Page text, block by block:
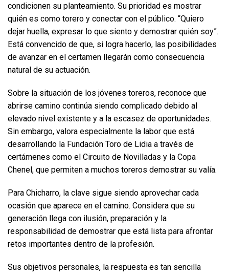
condicionen su planteamiento. Su prioridad es mostrar
quién es como torero y conectar con el público. “Quiero
dejar huella, expresar lo que siento y demostrar quién soy”.
Está convencido de que, si logra hacerlo, las posibilidades
de avanzar en el certamen llegarán como consecuencia
natural de su actuación.
Sobre la situación de los jóvenes toreros, reconoce que
abrirse camino continúa siendo complicado debido al
elevado nivel existente y a la escasez de oportunidades.
Sin embargo, valora especialmente la labor que está
desarrollando la Fundación Toro de Lidia a través de
certámenes como el Circuito de Novilladas y la Copa
Chenel, que permiten a muchos toreros demostrar su valía.
Para Chicharro, la clave sigue siendo aprovechar cada
ocasión que aparece en el camino. Considera que su
generación llega con ilusión, preparación y la
responsabilidad de demostrar que está lista para afrontar
retos importantes dentro de la profesión.
Sus objetivos personales, la respuesta es tan sencilla